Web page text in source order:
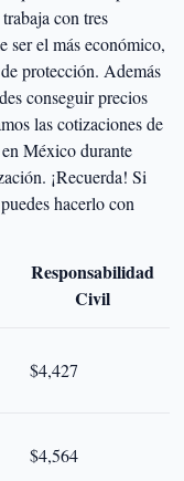
con tres
ser el más económico,
protección. Además
conseguir precios
las cotizaciones de
México durante
¡Recuerda! Si
hacerlo con
Responsabilidad
Civil
$4,427
$4,564